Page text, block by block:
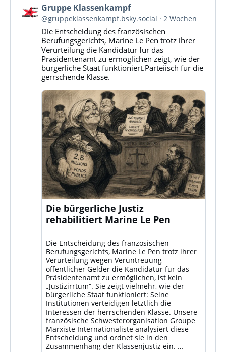
Beitrag
von
Gruppe
Klassenkampf
Bluesky
ansehen
Gruppe Klassenkampf
@gruppeklassenkampf.bsky.social 2 Wochen
Die Entscheidung des französischen
Berufungsgerichts, Marine Le Pen trotz ihrer
Verurteilung die Kandidatur für das
Präsidentenamt zu ermöglichen zeigt, wie der
bürgerliche Staat funktioniert.Parteiisch für die
gerrschende Klasse.
Die bürgerliche Justiz
rehabilitiert Marine Le Pen
Die Entscheidung des französischen
Berufungsgerichts, Marine Le Pen trotz ihrer
Verurteilung wegen Veruntreuung
öffentlicher Gelder die Kandidatur für das
Präsidentenamt zu ermöglichen, ist kein
„Justizirrtum“. Sie zeigt vielmehr, wie der
bürgerliche Staat funktioniert: Seine
Institutionen verteidigen letztlich die
Interessen der herrschenden Klasse. Unsere
französische Schwesterorganisation Groupe
Marxiste Internationaliste analysiert diese
Entscheidung und ordnet sie in den
Zusammenhang der Klassenjustiz ein. …